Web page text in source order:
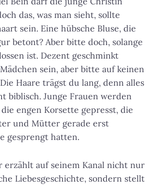
das, was man sieht, sollte
sein. Eine hübsche Bluse, die
betont? Aber bitte doch, solange
ist. Dezent geschminkt
sein, aber bitte auf keinen
Haare trägst du lang, denn alles
biblisch. Junge Frauen werden
engen Korsette gepresst, die
und Mütter gerade erst
gesprengt hatten.
erzählt auf seinem Kanal nicht nur
Liebesgeschichte, sondern stellt